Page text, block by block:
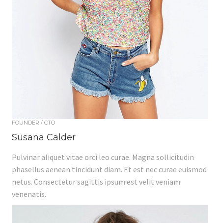
FOUNDER / CTO
Susana Calder
Pulvinar aliquet vitae orci leo curae. Magna sollicitudin
phasellus aenean tincidunt diam. Et est nec curae euismod
netus. Consectetur sagittis ipsum est velit veniam
venenatis.